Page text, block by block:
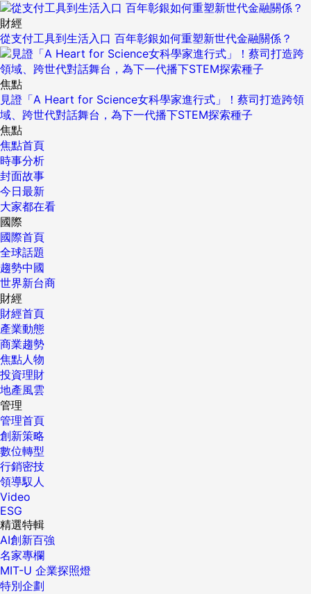
財經
從支付工具到生活入口 百年彰銀如何重塑新世代金融關係？
焦點
見證「A Heart for Science女科學家進行式」！蔡司打造跨領
域、跨世代對話舞台，為下一代播下STEM探索種子
焦點
焦點首頁
時事分析
封面故事
今日最新
大家都在看
國際
國際首頁
全球話題
趨勢中國
世界新台商
財經
財經首頁
產業動態
商業趨勢
焦點人物
投資理財
地產風雲
管理
管理首頁
創新策略
數位轉型
行銷密技
領導馭人
Video
ESG
精選特輯
AI創新百強
名家專欄
MIT-U 企業探照燈
特別企劃